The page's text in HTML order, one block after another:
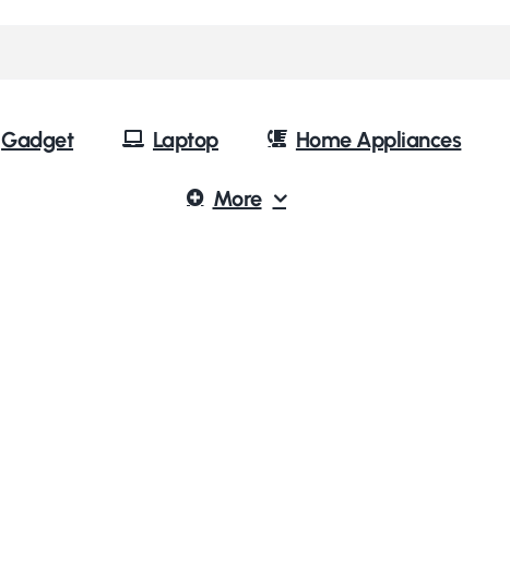
Gadget Laptop Home Appliances
More